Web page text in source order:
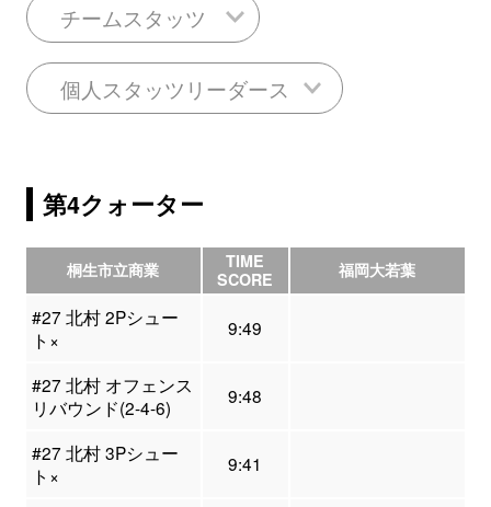
チームスタッツ
個人スタッツリーダース
第4クォーター
桐生市立商業
TIME
SCORE
福岡大若葉
#27 北村 2Pシュー
ト×
9:49
#27 北村 オフェンス
リバウンド(2-4-6)
9:48
#27 北村 3Pシュー
ト×
9:41